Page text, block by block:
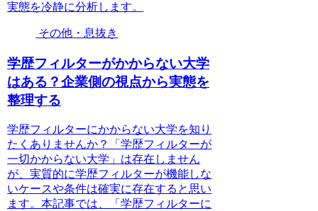
実態を冷静に分析します。
その他・息抜き
学歴フィルターがかからない大学
はある？企業側の視点から実態を
整理する
学歴フィルターにかからない大学を知り
たくありませんか？「学歴フィルターが
一切かからない大学」は存在しません
が、実質的に学歴フィルターが機能しな
いケースや条件は確実に存在すると思い
ます。本記事では、「学歴フィルターに